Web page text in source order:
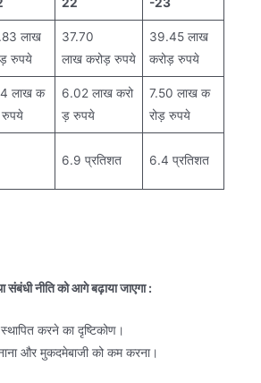
लाख
रुपये
37.70
लाख करोड़ रुपये
39.45 लाख
करोड़ रुपये
लाख क
रुपये
6.02 लाख करो
ड़ रुपये
7.50 लाख क
रोड़ रुपये
6.9 प्रतिशत 6.4 प्रतिशत
संबंधी नीति को आगे बढ़ाया जाएगा :
करने का दृष्टिकोण।
और मुकदमेबाजी को कम करना।